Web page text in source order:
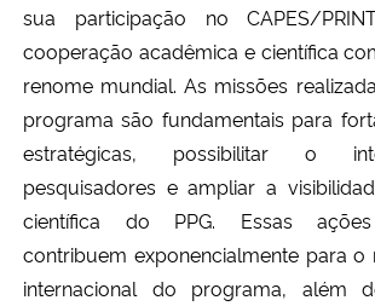
Ministério do Desenvolvimento Regional
Controladoria-Geral da União
Ministério da Mulher, da Família e dos Direitos
Secretaria-Geral
Secretaria de Governo
sua participação no CAPES/
cooperação acadêmica e científica
renome mundial. As missões
programa são fundamentais para
estratégicas, possibilitar o
pesquisadores e ampliar a
científica do PPG. Essas ações
contribuem exponencialmente para o
internacional do programa, além